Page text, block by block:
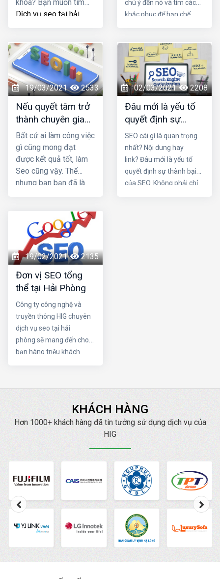
khóa? Bạn muốn tìm
Dịch vụ seo tại hải
tăng doanh thu sản
phẩm và tiết kiệm chi
phí quảng cáo? Đọc
ngay bài viết dưới đây
chú ý đến nó và tìm cách
khắc phục để hạn chế
bài viết này Đơn vị seo ở
hải phòng sẽ mách bạn lý
do tại sao seo mãi không
lên top nhé!
19/03/2021 2533
Nếu quyết tâm trở
thành chuyên gia
seo, cần những
thói quen nào?
Bất cứ ai làm công việc
gì cũng mong đạt
được kết quả tốt, làm
Seo cũng vậy. Thế
nhưng bạn bạn đã là
bị các đối thủ vượt
mặt. Vậy làm sao để
trở thành một seo
giỏi. Nếu quyết tâm trở
thành chuyên gia seo,
cần những thói quen
nào?
02/03/2021 2208
Đâu mới là yếu tố
quyết định sự
thành bại của SEO
SEO cái gì là quan trọng
nhất? Nội dung hay
link? Đâu mới là yếu tố
quyết định sự thành bại
của SEO. Không phải chỉ
19/02/2021 2135
Đơn vị SEO tổng
thể tại Hải Phòng
Công ty công nghệ và
truyền thông HIG chuyên
dịch vụ seo tại hải
phòng sẽ mang đến cho
bạn hàng triệu khách
mang lại doanh thu cao
KHÁCH HÀNG
Hơn 1000+ khách hàng đã tin tưởng sử dụng dịch vụ của
HIG